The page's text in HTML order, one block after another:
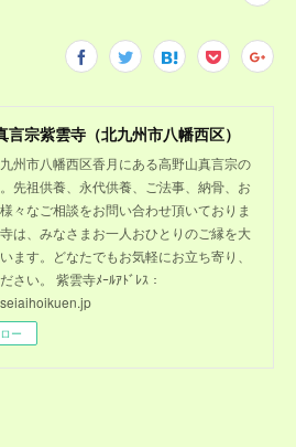
言宗紫雲寺（北九州市八幡西区）
州市八幡西区香月にある高野山真言宗の
先祖供養、永代供養、ご法事、納骨、お
々なご相談をお問い合わせ頂いておりま
は、みなさまお一人おひとりのご縁を大
ます。どなたでもお気軽にお立ち寄り、
さい。 紫雲寺ﾒｰﾙｱﾄﾞﾚｽ：
ー